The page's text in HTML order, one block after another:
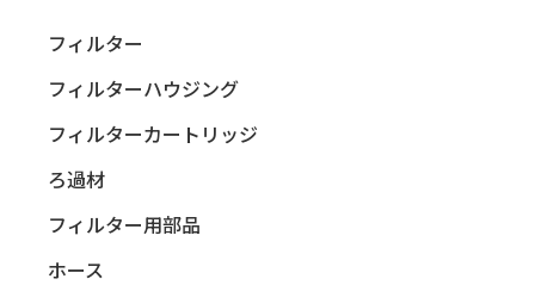
フィルター
フィルターハウジング
フィルターカートリッジ
ろ過材
フィルター用部品
ホース